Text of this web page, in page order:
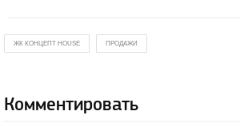
ЖК КОНЦЕПТ HOUSE ПРОДАЖИ
Комментировать